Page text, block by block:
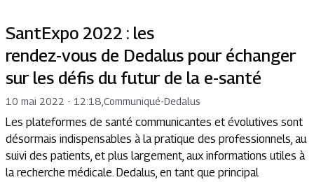
SantExpo 2022 : les
rendez-vous de Dedalus pour échanger
sur les défis du futur de la e-santé
10 mai 2022 - 12:18 Communiqué-Dedalus
Les plateformes de santé communicantes et évolutives sont
désormais indispensables à la pratique des professionnels, au
suivi des patients, et plus largement, aux informations utiles à
la recherche médicale. Dedalus, en tant que principal